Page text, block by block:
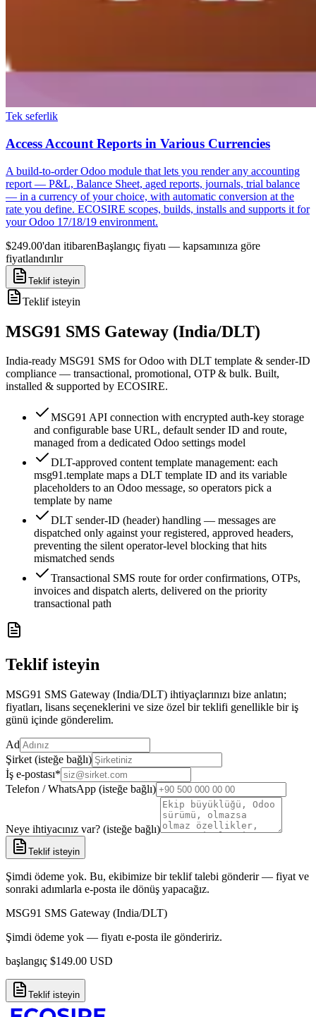
Tek seferlik
Access Account Reports in Various Currencies
A build-to-order Odoo module that lets you render any accounting
report — P&L, Balance Sheet, aged reports, journals, trial balance
— in a currency of your choice, with automatic conversion at the
rate you define. ECOSIRE scopes, builds, installs and supports it for
your Odoo 17/18/19 environment.
$249.00'dan itibarenBaşlangıç fiyatı — kapsamınıza göre
fiyatlandırılır
Teklif isteyin
Teklif isteyin
MSG91 SMS Gateway (India/DLT)
India-ready MSG91 SMS for Odoo with DLT template & sender-ID
compliance — transactional, promotional, OTP & bulk. Built,
installed & supported by ECOSIRE.
MSG91 API connection with encrypted auth-key storage
and configurable base URL, default sender ID and route,
managed from a dedicated Odoo settings model
DLT-approved content template management: each
msg91.template maps a DLT template ID and its variable
placeholders to an Odoo message, so operators pick a
template by name
DLT sender-ID (header) handling — messages are
dispatched only against your registered, approved headers,
preventing the silent operator-level blocking that hits
mismatched sends
Transactional SMS route for order confirmations, OTPs,
invoices and dispatch alerts, delivered on the priority
transactional path
Teklif isteyin
MSG91 SMS Gateway (India/DLT) ihtiyaçlarınızı bize anlatın;
fiyatları, lisans seçeneklerini ve size özel bir teklifi genellikle bir iş
günü içinde gönderelim.
Ad
Şirket (isteğe bağlı)
İş e-postası*
Telefon / WhatsApp (isteğe bağlı)
Neye ihtiyacınız var? (isteğe bağlı)
Teklif isteyin
Şimdi ödeme yok. Bu, ekibimize bir teklif talebi gönderir — fiyat ve
sonraki adımlarla e-posta ile dönüş yapacağız.
MSG91 SMS Gateway (India/DLT)
Şimdi ödeme yok — fiyatı e-posta ile göndeririz.
başlangıç $149.00 USD
Teklif isteyin